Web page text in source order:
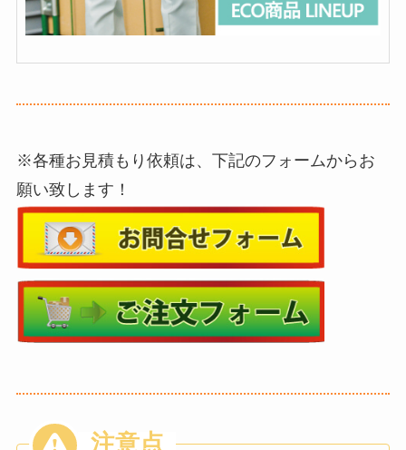
※各種お見積もり依頼は、下記のフォームからお
願い致します！